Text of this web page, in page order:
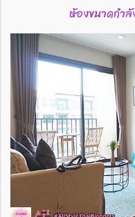
ห้องขนาดกำ